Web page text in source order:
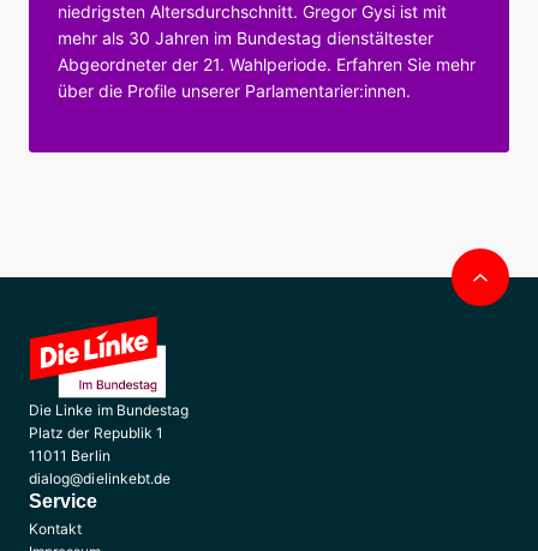
niedrigsten Altersdurchschnitt. Gregor Gysi ist mit
mehr als 30 Jahren im Bundestag dienstältester
Abgeordneter der 21. Wahlperiode. Erfahren Sie mehr
über die Profile unserer Parlamentarier:innen.
Die Linke im Bundestag
Platz der Republik 1
11011 Berlin
dialog@dielinkebt.de
Service
Kontakt